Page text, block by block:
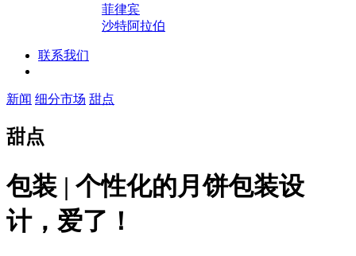
菲律宾
沙特阿拉伯
联系我们
新闻 细分市场 甜点
甜点
包装 | 个性化的月饼包装设
计，爱了！